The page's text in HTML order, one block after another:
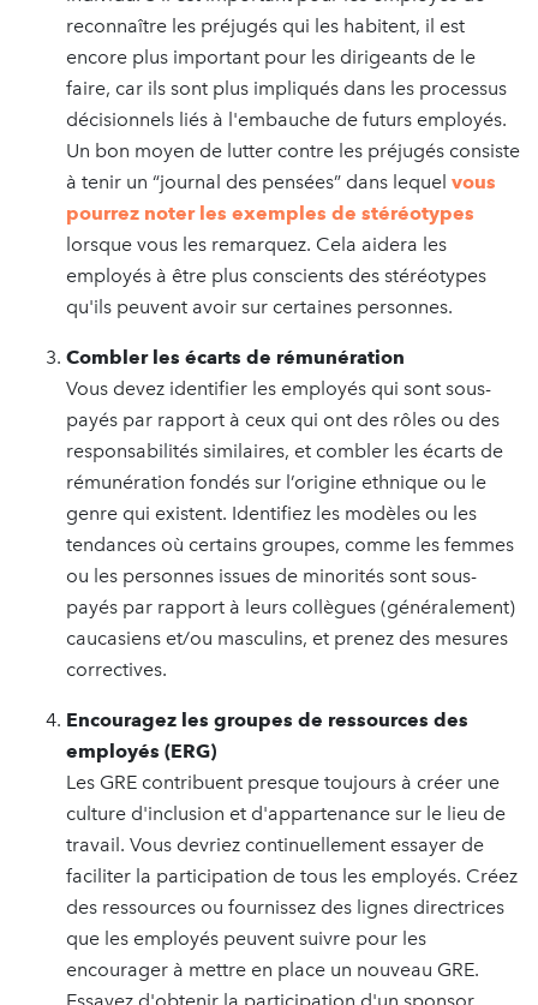
reconnaître les préjugés qui les habitent, il est
encore plus important pour les dirigeants de le
faire, car ils sont plus impliqués dans les processus
décisionnels liés à l'embauche de futurs employés.
Un bon moyen de lutter contre les préjugés consiste
à tenir un “journal des pensées” dans lequel vous
pourrez noter les exemples de stéréotypes
lorsque vous les remarquez. Cela aidera les
employés à être plus conscients des stéréotypes
qu'ils peuvent avoir sur certaines personnes.
Combler les écarts de rémunération
Vous devez identifier les employés qui sont sous-
payés par rapport à ceux qui ont des rôles ou des
responsabilités similaires, et combler les écarts de
rémunération fondés sur l’origine ethnique ou le
genre qui existent. Identifiez les modèles ou les
tendances où certains groupes, comme les femmes
ou les personnes issues de minorités sont sous-
payés par rapport à leurs collègues (généralement)
caucasiens et/ou masculins, et prenez des mesures
correctives.
Encouragez les groupes de ressources des
employés (ERG)
Les GRE contribuent presque toujours à créer une
culture d'inclusion et d'appartenance sur le lieu de
travail. Vous devriez continuellement essayer de
faciliter la participation de tous les employés. Créez
des ressources ou fournissez des lignes directrices
que les employés peuvent suivre pour les
encourager à mettre en place un nouveau GRE.
Essayez d'obtenir la participation d'un sponsor